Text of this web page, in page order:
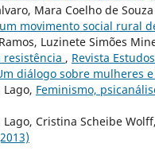
Mara Coelho de
movimento social rural
Luzinete Simões
resistência , Revista
diálogo sobre mulheres
Lago, Feminismo,
Cristina Scheibe Wolff,